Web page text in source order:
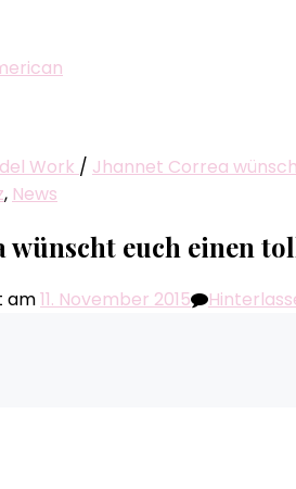
Work / Jhannet Correa
, News
wünscht euch einen
am11. November 2015